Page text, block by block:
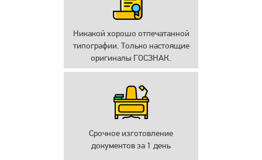
Никакой хорошо отпечатанной
типографии. Только настоящие
оригиналы ГОСЗНАК.
Срочное изготовление
документов за 1 день